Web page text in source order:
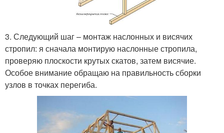
3. Следующий шаг – монтаж наслонных и висячих
стропил: я сначала монтирую наслонные стропила,
проверяю плоскости крутых скатов, затем висячие.
Особое внимание обращаю на правильность сборки
узлов в точках перегиба.